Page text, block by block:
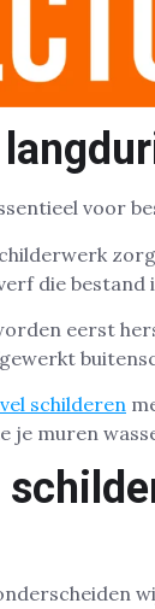
voor
die
eerst
schilderen
je muren